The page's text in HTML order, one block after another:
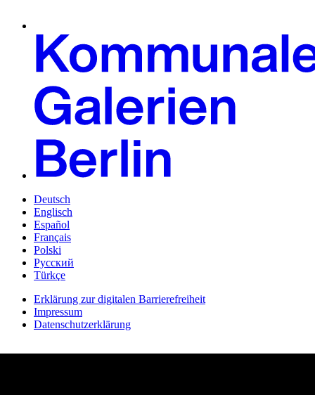
Deutsch
Englisch
Español
Français
Polski
Русский
Türkçe
Erklärung zur digitalen Barrierefreiheit
Impressum
Datenschutzerklärung